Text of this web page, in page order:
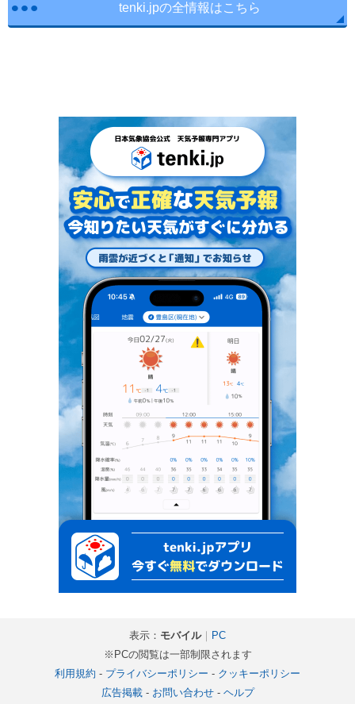
tenki.jpの全情報はこちら
表示： モバイル｜
PC
※PCの閲覧は一部制限されます
利用規約 - プライバシーポリシー - クッキーポリシー
広告掲載- お問い合わせ- ヘルプ